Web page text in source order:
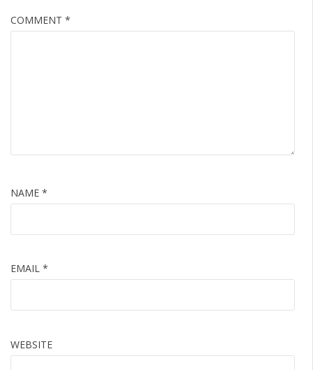
COMMENT *
NAME *
EMAIL *
WEBSITE